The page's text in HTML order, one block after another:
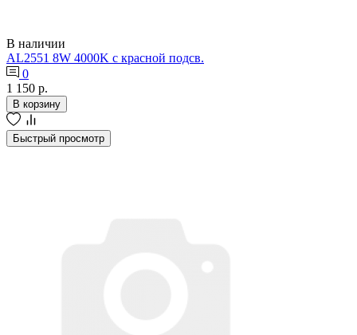
В наличии
AL2551 8W 4000K c красной подсв.
0
1 150 р.
В корзину
Быстрый просмотр